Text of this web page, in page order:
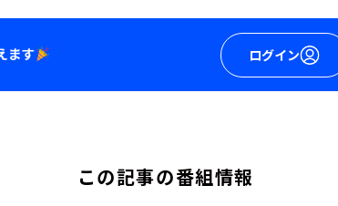
ログイン
この記事の番組情報